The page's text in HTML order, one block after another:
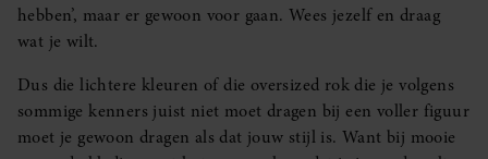
hebben’, maar er gewoon voor gaan. Wees jezelf en draag
wat je wilt.
Dus die lichtere kleuren of die oversized rok die je volgens
sommige kenners juist niet moet dragen bij een voller figuur
moet je gewoon dragen als dat jouw stijl is. Want bij mooie